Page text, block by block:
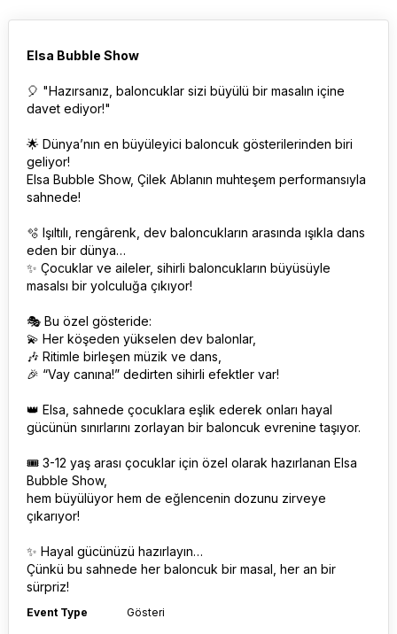
Elsa Bubble Show
🎈 "Hazırsanız, baloncuklar sizi büyülü bir masalın içine
davet ediyor!"
🌟 Dünya’nın en büyüleyici baloncuk gösterilerinden biri
geliyor!
Elsa Bubble Show, Çilek Ablanın muhteşem performansıyla
sahnede!
🫧 Işıltılı, rengârenk, dev baloncukların arasında ışıkla dans
eden bir dünya…
✨ Çocuklar ve aileler, sihirli baloncukların büyüsüyle
masalsı bir yolculuğa çıkıyor!
🎭 Bu özel gösteride:
💫 Her köşeden yükselen dev balonlar,
🎶 Ritimle birleşen müzik ve dans,
🎉 “Vay canına!” dedirten sihirli efektler var!
👑 Elsa, sahnede çocuklara eşlik ederek onları hayal
gücünün sınırlarını zorlayan bir baloncuk evrenine taşıyor.
🎟 3-12 yaş arası çocuklar için özel olarak hazırlanan Elsa
Bubble Show,
hem büyülüyor hem de eğlencenin dozunu zirveye
çıkarıyor!
✨ Hayal gücünüzü hazırlayın…
Çünkü bu sahnede her baloncuk bir masal, her an bir
sürpriz!
Event Type Gösteri